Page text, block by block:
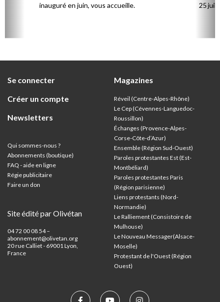
inauguré en juin, vous accueille.
25
Se connecter
Créer un compte
Newsletters
Qui sommes-nous ?
Abonnements (boutique)
FAQ - aide en ligne
Régie publicitaire
Faire un don
Site édité par Olivétan
04 72 00 08 54 –
abonnement@olivetan.org
20 rue Calliet - 69001 Lyon,
France
Magazines
Réveil (Centre-Alpes-Rhône)
Le Cep (Cévennes-Languedoc-
Roussillon)
Échanges (Provence-Alpes-
Corse-Côte-d’Azur)
Ensemble (Région Sud-Ouest)
Paroles protestantes Est (Est-
Montbéliard)
Paroles protestantes Paris
(Région parisienne)
Liens protestants (Nord-
Normandie)
Le Ralliement (Consistoire de
Mulhouse)
Le Nouveau Messager(Alsace-
Moselle)
Protestant de l'Ouest (Région
Ouest)